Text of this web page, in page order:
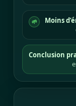
🌱 Moins
Conclusion